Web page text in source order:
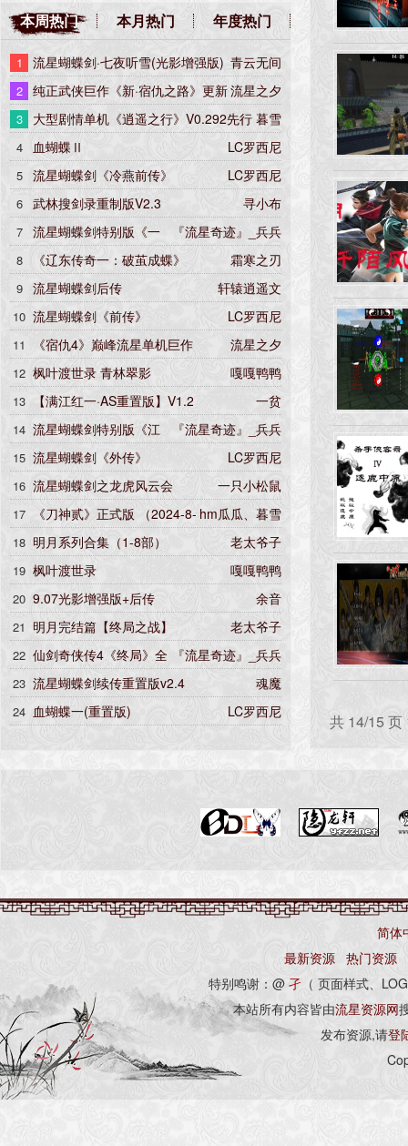
共 14/15 页
情分支：根据每个玩家的游戏习
惯，会走向不同的分支。 RPG
系统：根据玩家的路线与战斗提
升属性并学习技能，同时增加装
备栏与道具栏等等。 虽然尽力
去还原老武林的一些老游戏，但
个人能力实在有限，虽如今有AI
的辅助，但随着功能的增加发现
越
本周热门 本月热门 年度热门
1 青云无间
流星蝴蝶剑·七夜听雪(光影增强版)
2 流星之夕
纯正武侠巨作《新·宿仇之路》更新
5.22版
3 暮雪
大型剧情单机《逍遥之行》V0.292先行
版
4 LC罗西尼
血蝴蝶Ⅱ
5 LC罗西尼
流星蝴蝶剑《冷燕前传》
6 寻小布
武林搜剑录重制版V2.3
7 『流星奇迹』_兵兵
流星蝴蝶剑特别版《一
念江湖》全套珍藏集
8 霜寒之刃
《辽东传奇一：破茧成蝶》
9 轩辕逍遥文
流星蝴蝶剑后传
10 LC罗西尼
流星蝴蝶剑《前传》
11 流星之夕
《宿仇4》巅峰流星单机巨作
12 嘎嘎鸭鸭
枫叶渡世录 青林翠影
13 一贫
【满江红一·AS重置版】V1.2
14 『流星奇迹』_兵兵
流星蝴蝶剑特别版《江
湖末路》全套珍藏集
15 LC罗西尼
流星蝴蝶剑《外传》
16 一只小松鼠
流星蝴蝶剑之龙虎风云会
17 hm瓜瓜、暮雪
《刀神贰》正式版 （2024-8-
9更新）
18 老太爷子
明月系列合集（1-8部）
19 嘎嘎鸭鸭
枫叶渡世录
20 余音
9.07光影增强版+后传
21 老太爷子
明月完结篇【终局之战】
22 『流星奇迹』_兵兵
仙剑奇侠传4《终局》全
语音重制版
23 魂魔
流星蝴蝶剑续传重置版v2.4
24 LC罗西尼
血蝴蝶一(重置版)
简体
最新资源 热门资源
特别鸣谢：@ 孑 （ 页面样式、
本站所有内容皆由流星资源网
发布资源,请登